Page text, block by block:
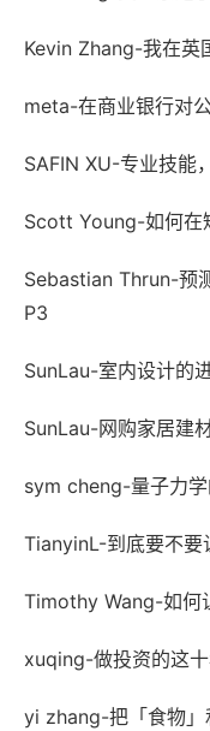
Kevin Zhang-我在英
meta-在商业银行对
SAFIN XU-专业技能
Scott Young-如何在
Sebastian Thrun-预
P3
SunLau-室内设计的
SunLau-网购家居建
sym cheng-量子力
TianyinL-到底要不要
Timothy Wang-如何
xuqing-做投资的这
yi zhang-把「食物」